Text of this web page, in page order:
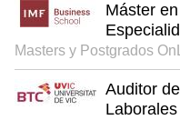
Máster
Masters y Postgrados
Auditor
Laborales